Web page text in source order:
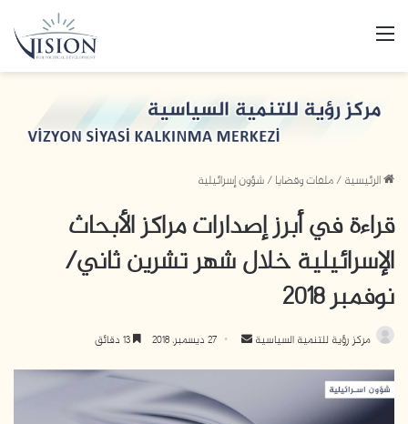
الرئيسية/ملفات وقضايا/شؤون إسرائيلية
قراءة في أبرز إصدارات مراكز الأبحاث
الإسرائيلية خلال شهر تشرين ثاني/
نوفمبر 2018
مركز رؤية للتنمية السياسية
ل
27 ديسمبر، 2018